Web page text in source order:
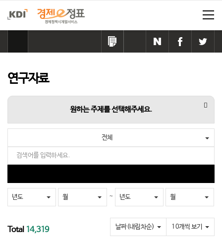
로
동
링
크
카
기
네
이
페
이
트
위
기
연구자료
원하는 주제를 선택해주세요.
항목
Total 14,319
전체
입
력
하
요
색
년도
월 ~ 년도 월
날짜(내림차순) 10개씩 보기